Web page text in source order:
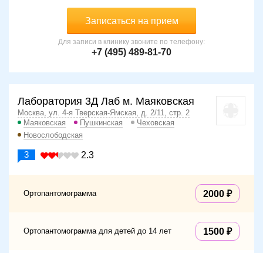
Записаться на прием
Для записи в клинику звоните по телефону:
+7 (495) 489-81-70
Лаборатория 3Д Лаб м. Маяковская
Москва, ул. 4-я Тверская-Ямская, д. 2/11, стр. 2
Маяковская
Пушкинская
Чеховская
Новослободская
3 2.3
Ортопантомограмма 2000
Ортопантомограмма для детей до 14 лет 1500